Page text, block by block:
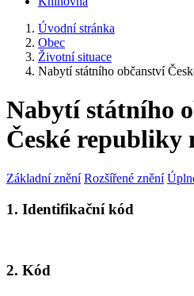
Úvodní stránka
Obec
Životní situace
Nabytí státního občanství
Nabytí státního
České republiky
Základní znění Rozšířené znění
1. Identifikační kód
2. Kód